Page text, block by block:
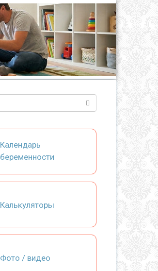
Календарь
беременности
Калькуляторы
Фото / видео